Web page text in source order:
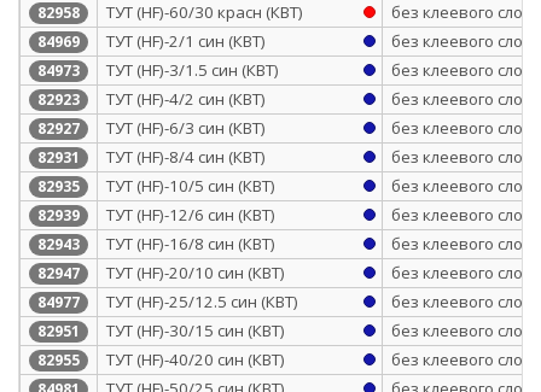
82958 ТУТ (HF)-60/30 красн (КВТ) без клеевого слоя
84969 ТУТ (HF)-2/1 син (КВТ) без клеевого слоя
84973 ТУТ (HF)-3/1.5 син (КВТ) без клеевого слоя
82923 ТУТ (HF)-4/2 син (КВТ) без клеевого слоя
82927 ТУТ (HF)-6/3 син (КВТ) без клеевого слоя
82931 ТУТ (HF)-8/4 син (КВТ) без клеевого слоя
82935 ТУТ (HF)-10/5 син (КВТ) без клеевого слоя
82939 ТУТ (HF)-12/6 син (КВТ) без клеевого слоя
82943 ТУТ (HF)-16/8 син (КВТ) без клеевого слоя
82947 ТУТ (HF)-20/10 син (КВТ) без клеевого слоя
84977 ТУТ (HF)-25/12.5 син (КВТ) без клеевого слоя
82951 ТУТ (HF)-30/15 син (КВТ) без клеевого слоя
82955 ТУТ (HF)-40/20 син (КВТ) без клеевого слоя